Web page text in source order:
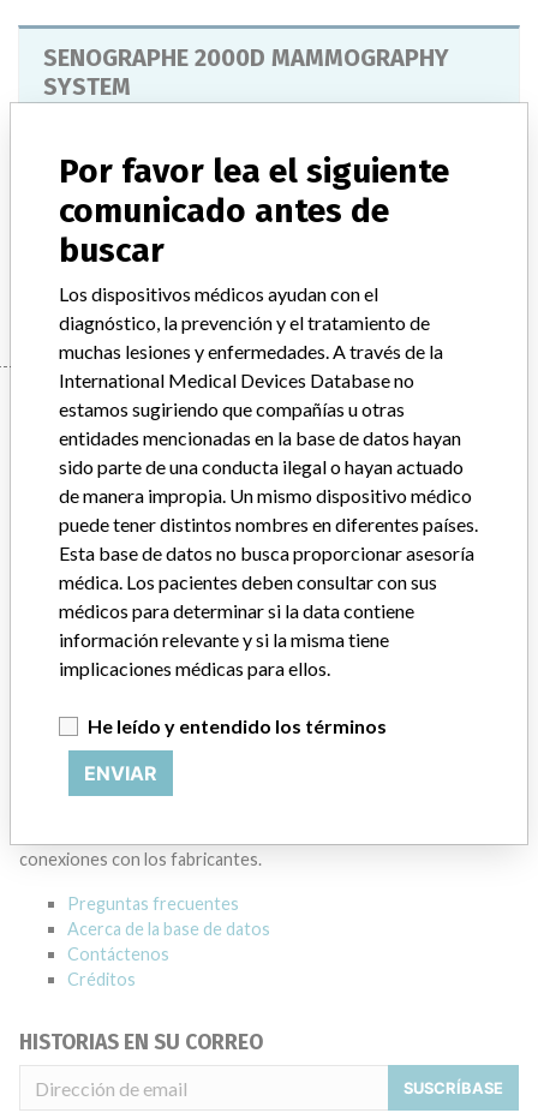
SENOGRAPHE 2000D MAMMOGRAPHY
SYSTEM
GENERAL ELECTRIC CANADA (OPERATING AS GE
Manufacturer
GENERAL ELECTRIC CANADA (OPERATING
AS GE HEALTHCARE)
Dirección del fabricante MISSISSAUGA
Empresa matriz del fabricante (2017)
Source
ACERCA DE LA BASE DE DATOS
conexiones con los fabricantes.
Preguntas frecuentes
Acerca de la base de datos
Contáctenos
Créditos
HISTORIAS EN SU CORREO
SUSCRÍBASE
Por favor lea el siguiente
comunicado antes de
buscar
Los dispositivos médicos ayudan con el
diagnóstico, la prevención y el tratamiento de
muchas lesiones y enfermedades. A través de la
International Medical Devices Database no
estamos sugiriendo que compañías u otras
entidades mencionadas en la base de datos hayan
sido parte de una conducta ilegal o hayan actuado
de manera impropia. Un mismo dispositivo médico
puede tener distintos nombres en diferentes países.
Esta base de datos no busca proporcionar asesoría
médica. Los pacientes deben consultar con sus
médicos para determinar si la data contiene
información relevante y si la misma tiene
implicaciones médicas para ellos.
He leído y entendido los términos
ENVIAR